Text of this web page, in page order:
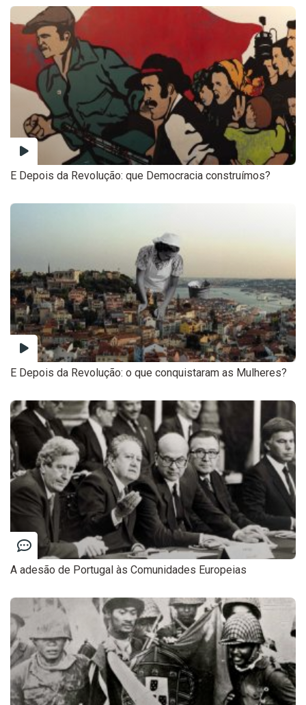
E Depois da Revolução: que Democracia construímos?
E Depois da Revolução: o que conquistaram as Mulheres?
A adesão de Portugal às Comunidades Europeias